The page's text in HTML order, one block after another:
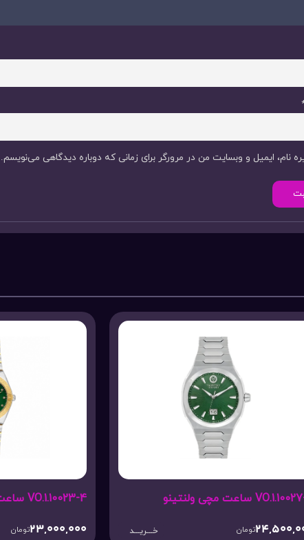
نام، ایمیل و وبسایت من در مرورگر برای زمانی که دوباره دیدگاهی می‌نویسم.
VO.1.10023-4 ساعت مچی ولنتینو
23,000,000 خـــریـــد
VO.1.10025-3 ساعت مچی ولنتینو
34,900,000